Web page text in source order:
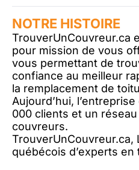
NOTRE HISTOIRE
TrouverUnCouvreur.ca
pour mission de vous
vous permettant de
confiance au meilleur
la remplacement de
Aujourd’hui,
000 clients et un
couvreurs.
TrouverUnCouvreur.ca,
québécois d’experts en